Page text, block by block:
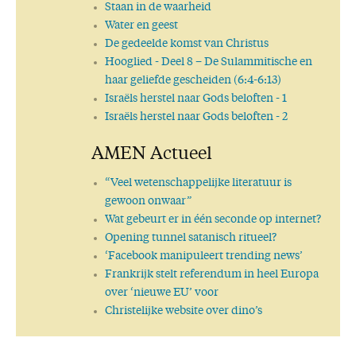
Staan in de waarheid
Water en geest
De gedeelde komst van Christus
Hooglied- Deel 8 – De Sulammitische en
haar geliefde gescheiden (6:4-6:13)
Israëls herstel naar Gods beloften - 1
Israëls herstel naar Gods beloften - 2
AMEN Actueel
“Veel wetenschappelijke literatuur is
gewoon onwaar”
Wat gebeurt er in één seconde op internet?
Opening tunnel satanisch ritueel?
‘Facebook manipuleert trending news’
Frankrijk stelt referendum in heel Europa
over ‘nieuwe EU’ voor
Christelijke website over dino’s